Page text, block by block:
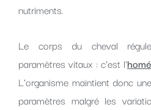
nutriments.
Le corps du cheval
paramètres vitaux : c’est l’
L’organisme maintient donc
paramètres malgré les